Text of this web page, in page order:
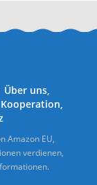
Über uns,
Kooperation,
Amazon EU,
verdienen,